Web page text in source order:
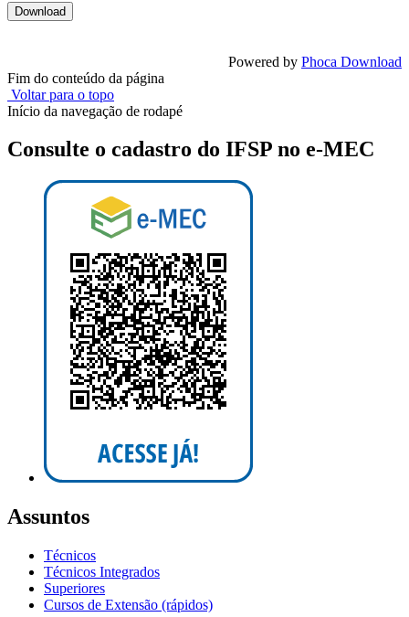
Powered by Phoca Download
Fim do conteúdo da página
Voltar para o topo
Início da navegação de rodapé
Consulte o cadastro do IFSP no e-MEC
Assuntos
Técnicos
Técnicos Integrados
Superiores
Cursos de Extensão (rápidos)